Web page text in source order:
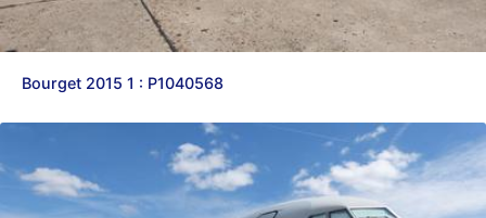
Bourget 2015 1 : P1040568